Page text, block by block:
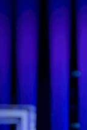
ะมีการรีแบรนด์
มีการรีแบรนด์ Intel